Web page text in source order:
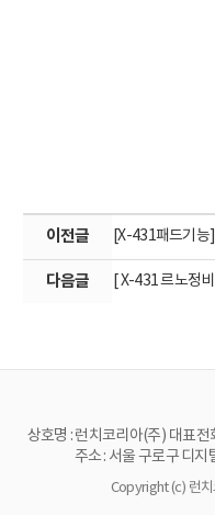
이전글 [X-431패드기능
다음글 [ X-431 르노정
상호명 : 런치코리아(주) 대표전
주소 : 서울 구로구 디
Copyright (c) 런